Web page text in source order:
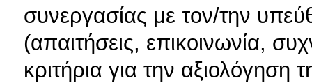
συνεργασίας με τον/την
(απαιτήσεις, επικοινωνία,
κριτήρια για την